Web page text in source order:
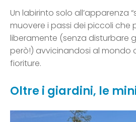
Un labirinto solo all’apparenza
muovere i passi dei piccoli che
liberamente (senza disturbare
però!) avvicinandosi al mondo
fioriture.
Oltre i giardini, le